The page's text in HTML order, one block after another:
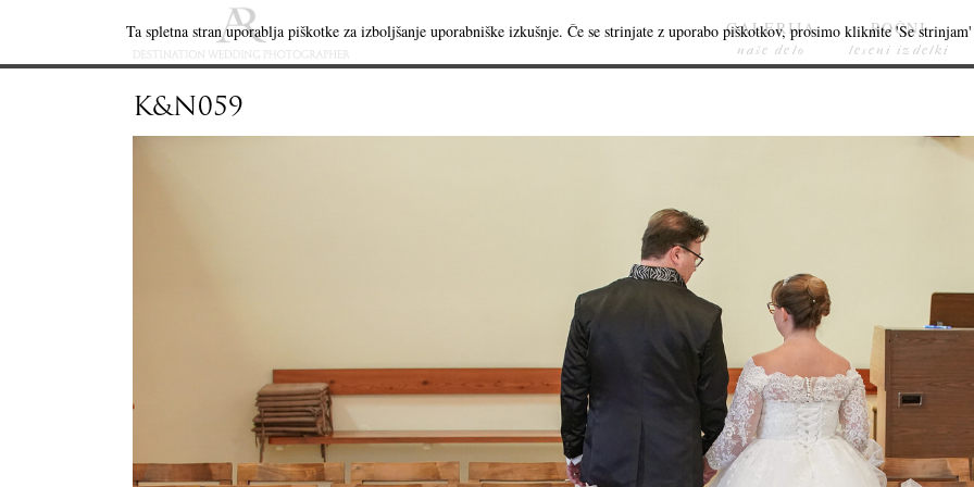
GALERIJA
naše delo
ROČNI
leseni izdelki
K&N059
Ta spletna stran uporablja piškotke za izboljšanje uporabniške izkušnje. Če se strinjate z uporabo piškotkov, prosimo kliknite 'Se